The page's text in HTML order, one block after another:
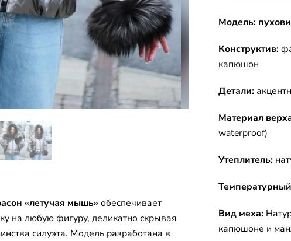
«летучая мышь» обеспечивает
на любую фигуру, деликатно скрывая
силуэта. Модель разработана в
Модель:
Конструктив:
капюшон
Детали:
Материал
waterproof)
Утеплитель:
Вид меха:
капюшоне и